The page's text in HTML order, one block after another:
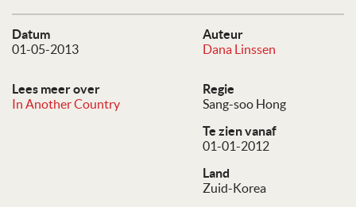
Datum
01-05-2013
Auteur
Dana Linssen
Lees meer over
In Another Country
Regie
Sang-soo Hong
Te zien vanaf
01-01-2012
Land
Zuid-Korea